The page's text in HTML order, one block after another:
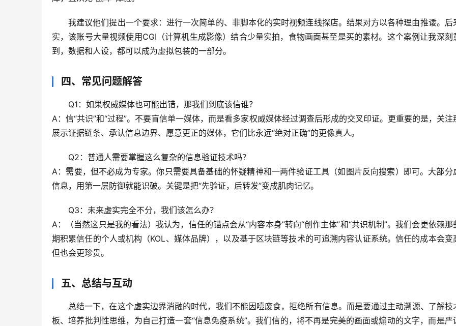
我建议他们提出一个要求：进行一次简单的、非脚本化的实时视频连线探店。结果对方以各种理由推诿。后
实，该账号大量视频使用CGI（计算机生成影像）结合少量实拍，食物画面甚至是买的素材。 这个案例让我深刻
到，数据和人设，都可以成为虚拟包装的一部分。
四、常见问题解答
Q1：如果权威媒体也可能出错，那我们到底该信谁？
A：信“共识”和“过程”。不要盲信单一媒体，而是看多家权威媒体经过调查后形成的交叉印证。更重要的是，关注
展示证据链条、承认信息边界、愿意更正的媒体，它们比永远“绝对正确”的更像真人。
Q2：普通人需要掌握这么复杂的信息验证技术吗？
A： 需要，但不必成为专家。你只需要具备基础的怀疑精神和一两件验证工具（如图片反向搜索）即可。大部分
信息，用第一层防御就能识破。关键是把“先验证，后转发”变成肌肉记忆。
Q3：未来虚实完全不分，我们该怎么办？
A：（当然这只是我的看法）我认为， 信任的锚点会从“内容本身”转向“创作主体”和“共识机制”。我们会更依赖那
期积累信任的个人或机构（KOL、媒体品牌），以及基于区块链等技术的可追溯内容认证系统。信任的成本会变
但也会更珍贵。
五、总结与互动
总结一下，在这个虚实边界消融的时代，我们不能因噎废食，拒绝所有信息。而是要通过主动溯源、了解技
板、培养批判性思维，为自己打造一套“信息免疫系统”。我们信的，将不再是完美的画面或煽动的文字，而是严